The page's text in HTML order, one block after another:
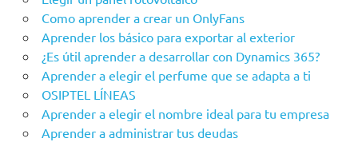
Como aprender a crear un OnlyFans
Aprender los básico para exportar al exterior
¿Es útil aprender a desarrollar con Dynamics 365?
Aprender a elegir el perfume que se adapta a ti
OSIPTEL LÍNEAS
Aprender a elegir el nombre ideal para tu empresa
Aprender a administrar tus deudas